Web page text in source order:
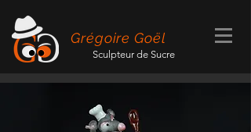
Grégoire Goël
Sculpteur de Sucre